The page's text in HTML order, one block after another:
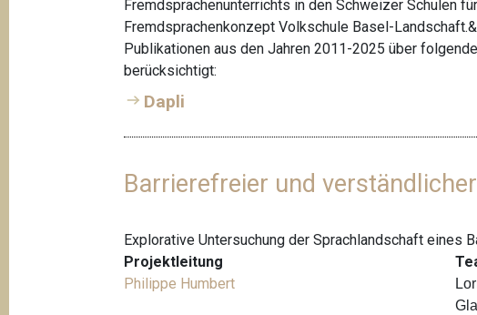
Fremdsprachenunterrichts in den Schweizer Schulen
Fremdsprachenkonzept Volkschule Basel-
Publikationen aus den Jahren 2011-2025 über
berücksichtigt:
Dapli
Barrierefreier und
Explorative Untersuchung der Sprachlandschaft eines
Projektleitung
Philippe Humbert